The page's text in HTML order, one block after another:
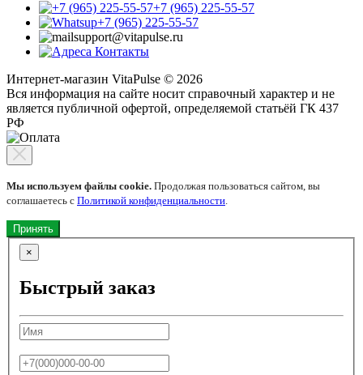
+7 (965) 225-55-57
+7 (965) 225-55-57
support@vitapulse.ru
Контакты
Интернет-магазин VitaPulse © 2026
Вся информация на сайте носит справочный характер и не
является публичной офертой, определяемой статьёй ГК 437
РФ
Мы используем файлы cookie. Продолжая пользоваться сайтом, вы
соглашаетесь с Политикой конфиденциальности.
Принять
×
Быстрый заказ